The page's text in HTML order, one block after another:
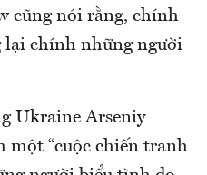
cũng nói rằng, chính
lại chính những người
Ukraine Arseniy
một “cuộc chiến tranh